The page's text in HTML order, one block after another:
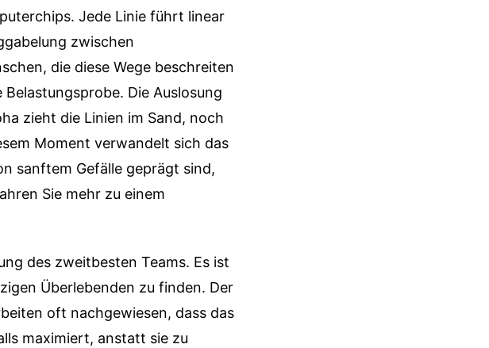
Jede Linie führt linear
zwischen
die diese Wege beschreiten
Die Auslosung
zieht die Linien im Sand, noch
Moment verwandelt sich das
sanftem Gefälle geprägt sind,
Sie mehr zu einem
des zweitbesten Teams. Es ist
Überlebenden zu finden. Der
oft nachgewiesen, dass das
maximiert, anstatt sie zu